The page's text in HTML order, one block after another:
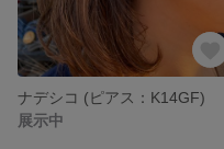
ナデシコ (ピアス：K14GF)
展示中